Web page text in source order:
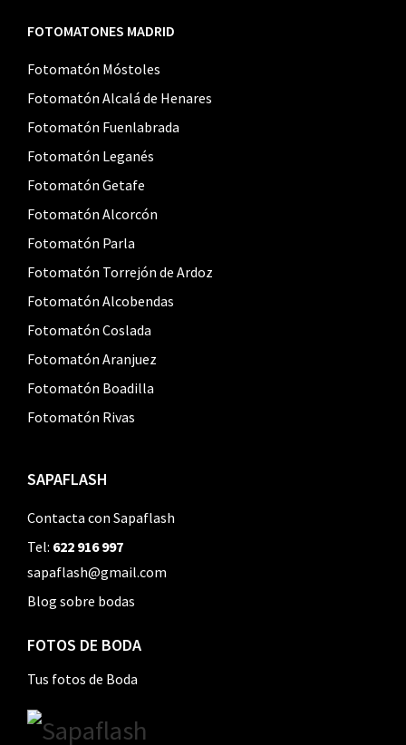
FOTOMATONES MADRID
Fotomatón Móstoles
Fotomatón Alcalá de Henares
Fotomatón Fuenlabrada
Fotomatón Leganés
Fotomatón Getafe
Fotomatón Alcorcón
Fotomatón Parla
Fotomatón Torrejón de Ardoz
Fotomatón Alcobendas
Fotomatón Coslada
Fotomatón Aranjuez
Fotomatón Boadilla
Fotomatón Rivas
SAPAFLASH
Contacta con Sapaflash
Tel: 622 916 997
sapaflash@gmail.com
Blog sobre bodas
FOTOS DE BODA
Tus fotos de Boda